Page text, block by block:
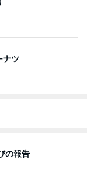
ナツ
の報告